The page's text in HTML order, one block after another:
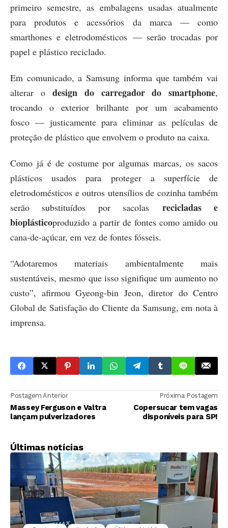
primeiro semestre, as embalagens usadas atualmente
para produtos e acessórios da marca — como
smarthones e eletrodomésticos — serão trocadas por
papel e plástico reciclado.
Em comunicado, a Samsung informa que também vai
alterar odesign do carregador do smartphone,
trocando o exterior brilhante por um acabamento
fosco — justicamente para eliminar as películas de
proteção de plástico que envolvem o produto na caixa.
Como já é de costume por algumas marcas, os sacos
plásticos usados ​​para proteger a superfície de
eletrodomésticos e outros utensílios de cozinha também
serão substituídos por sacolas recicladas e
bioplásticoproduzido a partir de fontes como amido ou
cana-de-açúcar, em vez de fontes fósseis.
“Adotaremos materiais ambientalmente mais
sustentáveis, mesmo que isso signifique um aumento no
custo”, afirmou Gyeong-bin Jeon, diretor do Centro
Global de Satisfação do Cliente da Samsung, em nota à
imprensa.
Postagem Anterior
Massey Ferguson e Valtra
lançam pulverizadores
Próxima Postagem
Copersucar tem vagas
disponíveis para SP!
Últimas notícias